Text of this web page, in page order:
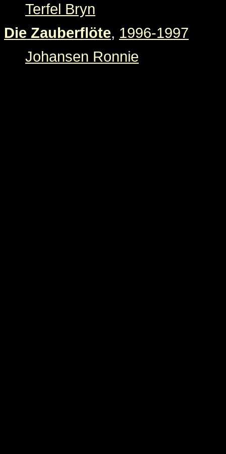
Terfel Bryn
Die Zauberflöte, 1996-1997
Johansen Ronnie